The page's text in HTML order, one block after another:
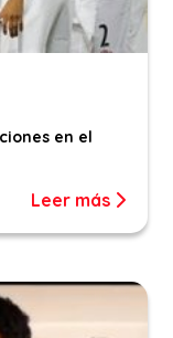
en el
Leer más